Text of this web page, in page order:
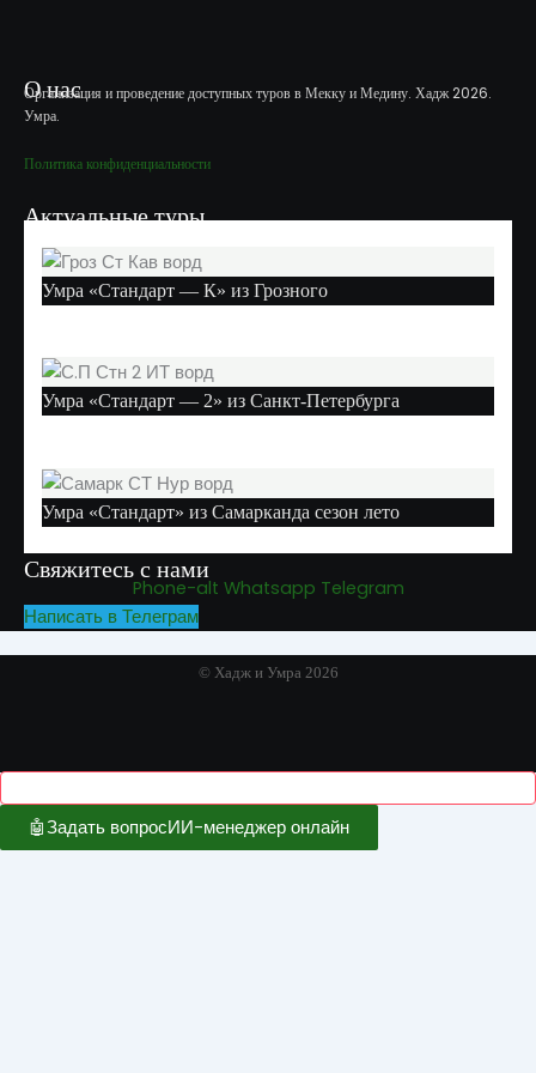
О нас
Организация и проведение доступных туров в Мекку и Медину. Хадж 2026.
Умра.
Политика конфиденциальности
Актуальные туры
Умра «Стандарт — К» из Грозного
Умра «Стандарт — 2» из Санкт-Петербурга
Умра «Стандарт» из Самарканда сезон лето
Свяжитесь с нами
Phone-alt Whatsapp Telegram
Написать в Телеграм
© Хадж и Умра 2026
🤖Задать вопросИИ-менеджер онлайн